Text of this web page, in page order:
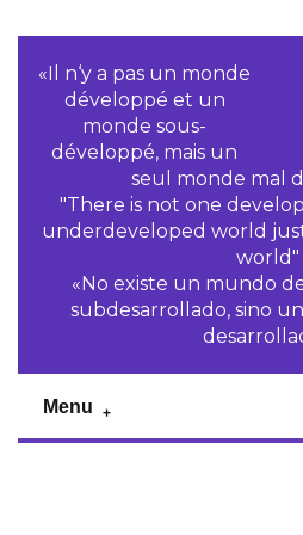
«Il n‘y a pas un monde
développé et un
monde sous-
développé, mais un
seul monde mal
"There is not one
underdeveloped world
world"
«No existe un mundo
subdesarrollado, sino
Menu